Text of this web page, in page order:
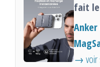
fait
→ voir